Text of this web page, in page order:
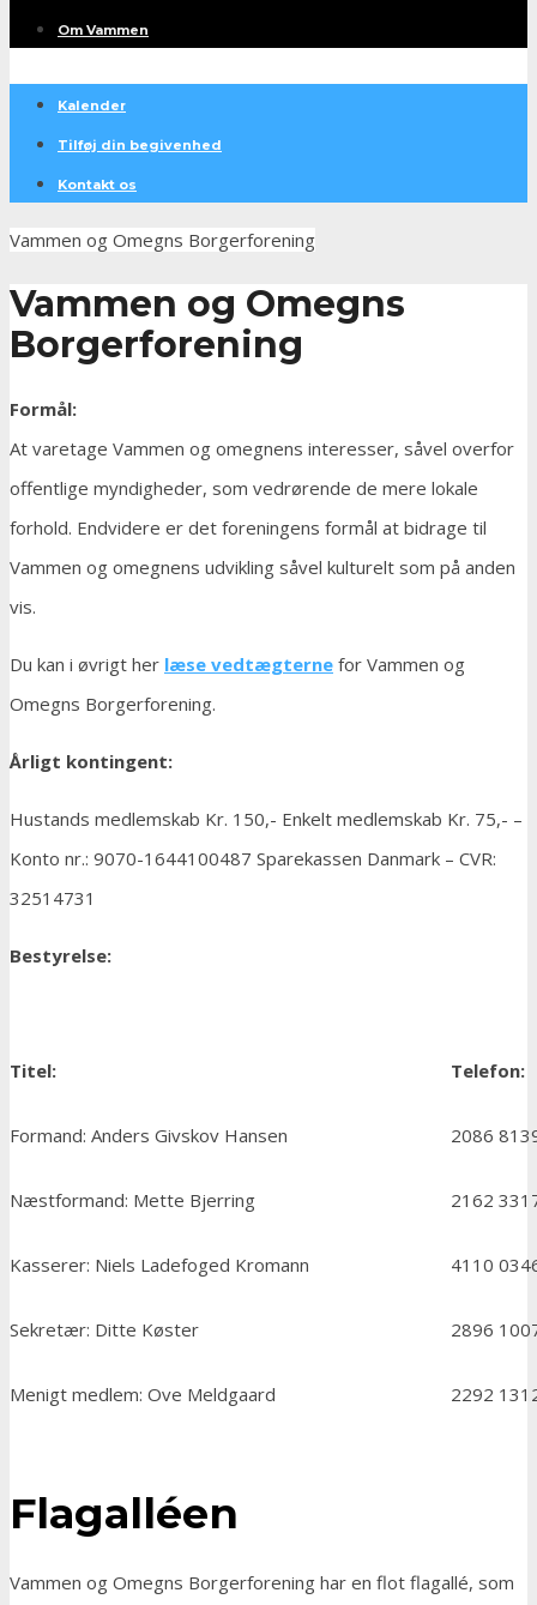
Om Vammen
Kalender
Tilføj din begivenhed
Kontakt os
Vammen og Omegns Borgerforening
Vammen og Omegns
Borgerforening
Formål:
At varetage Vammen og omegnens interesser, såvel overfor
offentlige myndigheder, som vedrørende de mere lokale
forhold. Endvidere er det foreningens formål at bidrage til
Vammen og omegnens udvikling såvel kulturelt som på anden
vis.
Du kan i øvrigt her læse vedtægterne for Vammen og
Omegns Borgerforening.
Årligt kontingent:
Hustands medlemskab Kr. 150,- Enkelt medlemskab Kr. 75,- –
Konto nr.: 9070-1644100487 Sparekassen Danmark – CVR:
32514731
Bestyrelse:
Titel: Telefon:
Formand: Anders Givskov Hansen 2086
Næstformand: Mette Bjerring 2162
Kasserer: Niels Ladefoged Kromann 4110
Sekretær: Ditte Køster 2896
Menigt medlem: Ove Meldgaard 2292
Flagalléen
Vammen og Omegns Borgerforening har en flot flagallé, som